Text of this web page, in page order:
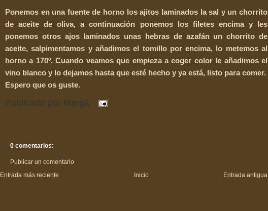
Ponemos en una fuente de horno los ajitos laminados la sal y un chorrito
de aceite de oliva, a continuación ponemos los filetes encima y les
ponemos otros ajos laminados unas hebras de azafán un chorrito de
aceite, salpimentamos y añadimos el tomillo por encima, lo metemos al
horno a 170º. Cuando veamos que empieza a coger color le añadimos el
vino blanco y lo dejamos hasta que esté hecho y ya está, listo para comer.
Espero que os guste.
Publicado por Marga
0 comentarios:
Publicar un comentario
Entrada más reciente
Entrada antigua
Inicio